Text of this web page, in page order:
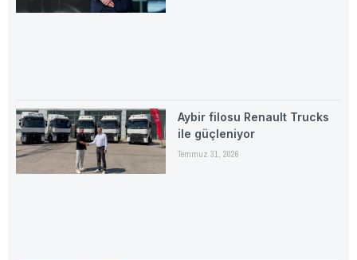
Aybir filosu Renault Trucks
ile güçleniyor
Temmuz 31, 2026